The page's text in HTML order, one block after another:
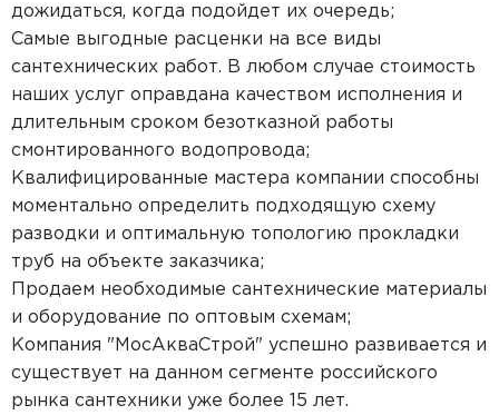
дожидаться, когда подойдет их очередь;
Самые выгодные расценки на все виды
сантехнических работ. В любом случае стоимость
наших услуг оправдана качеством исполнения и
длительным сроком безотказной работы
смонтированного водопровода;
Квалифицированные мастера компании способны
моментально определить подходящую схему
разводки и оптимальную топологию прокладки
труб на объекте заказчика;
Продаем необходимые сантехнические материалы
и оборудование по оптовым схемам;
Компания "МосАкваСтрой" успешно развивается и
существует на данном сегменте российского
рынка сантехники уже более 15 лет.